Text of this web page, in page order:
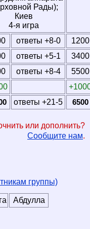
Рады);
Киев
4-я игра
ответы +8-0
1200
ответы +5-1
3400
ответы +8-4
5500
ответы +21-5 6500
или дополнить?
Сообщите нам.
группы)
Абдулла